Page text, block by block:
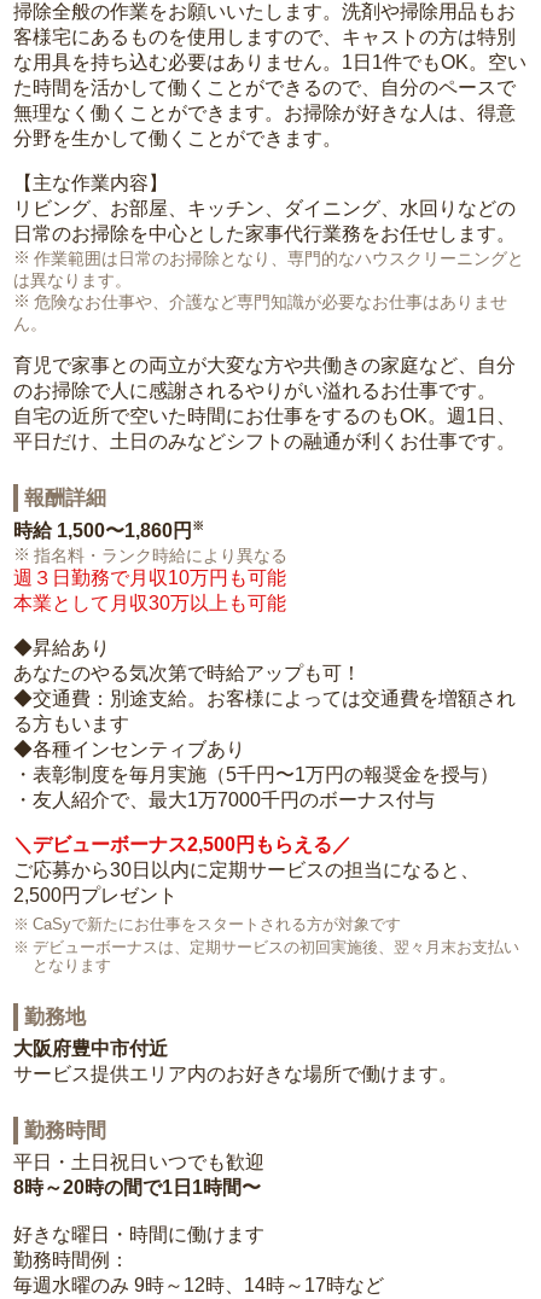
掃除全般の作業をお願いいたします。洗剤や掃除用品もお
客様宅にあるものを使用しますので、キャストの方は特別
な用具を持ち込む必要はありません。1日1件でもOK。空い
た時間を活かして働くことができるので、自分のペースで
無理なく働くことができます。お掃除が好きな人は、得意
分野を生かして働くことができます。
【主な作業内容】
リビング、お部屋、キッチン、ダイニング、水回りなどの
日常のお掃除を中心とした家事代行業務をお任せします。
作業範囲は日常のお掃除となり、専門的なハウスクリーニングと
は異なります。
危険なお仕事や、介護など専門知識が必要なお仕事はありませ
ん。
育児で家事との両立が大変な方や共働きの家庭など、自分
のお掃除で人に感謝されるやりがい溢れるお仕事です。
自宅の近所で空いた時間にお仕事をするのもOK。週1日、
平日だけ、土日のみなどシフトの融通が利くお仕事です。
報酬詳細
時給 1,500〜1,860円 ※
指名料・ランク時給により異なる
週３日勤務で月収10万円も可能
本業として月収30万以上も可能
◆昇給あり
あなたのやる気次第で時給アップも可！
◆交通費：別途支給。お客様によっては交通費を増額され
る方もいます
◆各種インセンティブあり
・表彰制度を毎月実施（5千円〜1万円の報奨金を授与）
・友人紹介で、最大1万7000千円のボーナス付与
＼デビューボーナス2,500円もらえる／
ご応募から30日以内に定期サービスの担当になると、
2,500円プレゼント
CaSyで新たにお仕事をスタートされる方が対象です
デビューボーナスは、定期サービスの初回実施後、翌々月末お支払い
となります
勤務地
大阪府豊中市付近
サービス提供エリア内のお好きな場所で働けます。
勤務時間
平日・土日祝日いつでも歓迎
8時～20時の間で1日1時間〜
好きな曜日・時間に働けます
勤務時間例：
毎週水曜のみ 9時～12時、14時～17時など